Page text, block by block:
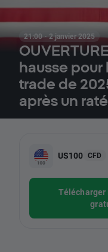
21:00 · 2 janvier 2025
hausse pour
trade de
après un
US100 CFD